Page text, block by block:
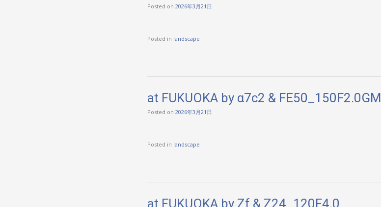
Posted on 2026年3月21日
Posted in landscape
at FUKUOKA by α7c2 & FE50_150F2.0GM
Posted on 2026年3月21日
Posted in landscape
at FUKUOKA by Zf & Z24_120F4.0